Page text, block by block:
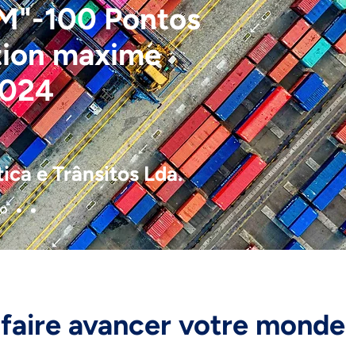
100 Pontos
maxime
e Trânsitos Lda.
avancer votre monde